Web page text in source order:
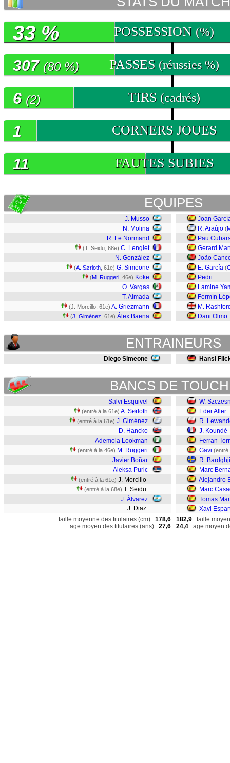
POSSESSION (%)
33 %
PASSES (réussies %)
307 (80 %)
TIRS (cadrés)
6 (2)
CORNERS JOUES
1
FAUTES SUBIES
11
EQUIPES
J. Musso
N. Molina
R. Le Normand
(T. Seidu, 68e) C. Lenglet
N. González
(A. Sørloth , 61e) G. Simeone
(M. Ruggeri , 46e) Koke
O. Vargas
T. Almada
(J. Morcillo, 61e) A. Griezmann
(J. Giménez , 61e) Álex Baena
Joan
R. Araújo (
Pau
Gerard
João
E. García (
Pedri
Lamine
Fermín
M.
Dani Olmo
ENTRAINEURS
Diego Simeone Hansi
BANCS DE
Salvi Esquivel
(entré à la 61e) A. Sørloth
(entré à la 61e) J. Giménez
D. Hancko
Ademola Lookman
(entré à la 46e) M. Ruggeri
Javier Boñar
Aleksa Puric
(entré à la 61e) J. Morcillo
(entré à la 68e) T. Seidu
J. Álvarez
J. Diaz
W.
Eder Aller
R.
J. Koundé
Ferran
Gavi (entré
R. Bardghji
Marc
Alejandro
Marc
Tomas
Xavi
taille moyenne des titulaires (cm) : 178,6
age moyen des titulaires (ans) : 27,6
182,9 : taille
24,4 : age moyen